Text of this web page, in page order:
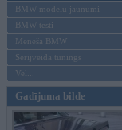
BMW modeļu jaunumi
BMW testi
Mēneša BMW
Sērijveida tūnings
Vel...
Gadījuma bilde